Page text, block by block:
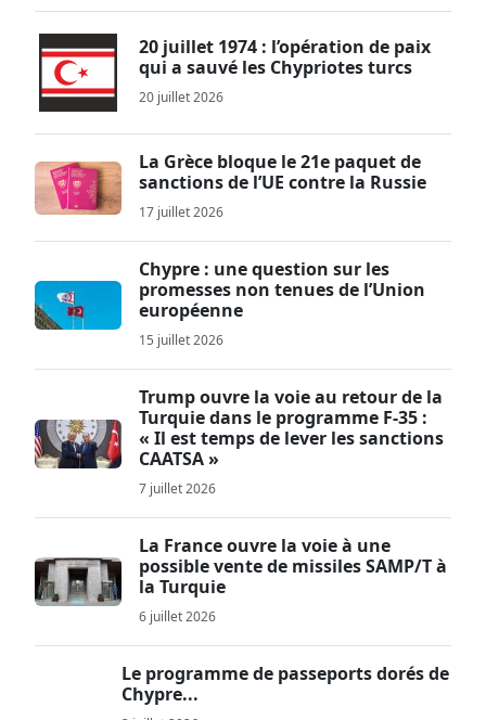
20 juillet 1974 : l’opération de paix
qui a sauvé les Chypriotes turcs
20 juillet 2026
La Grèce bloque le 21e paquet de
sanctions de l’UE contre la Russie
17 juillet 2026
Chypre : une question sur les
promesses non tenues de l’Union
européenne
15 juillet 2026
Trump ouvre la voie au retour de la
Turquie dans le programme F-35 :
« Il est temps de lever les sanctions
CAATSA »
7 juillet 2026
La France ouvre la voie à une
possible vente de missiles SAMP/T à
la Turquie
6 juillet 2026
Le programme de passeports dorés de
Chypre...